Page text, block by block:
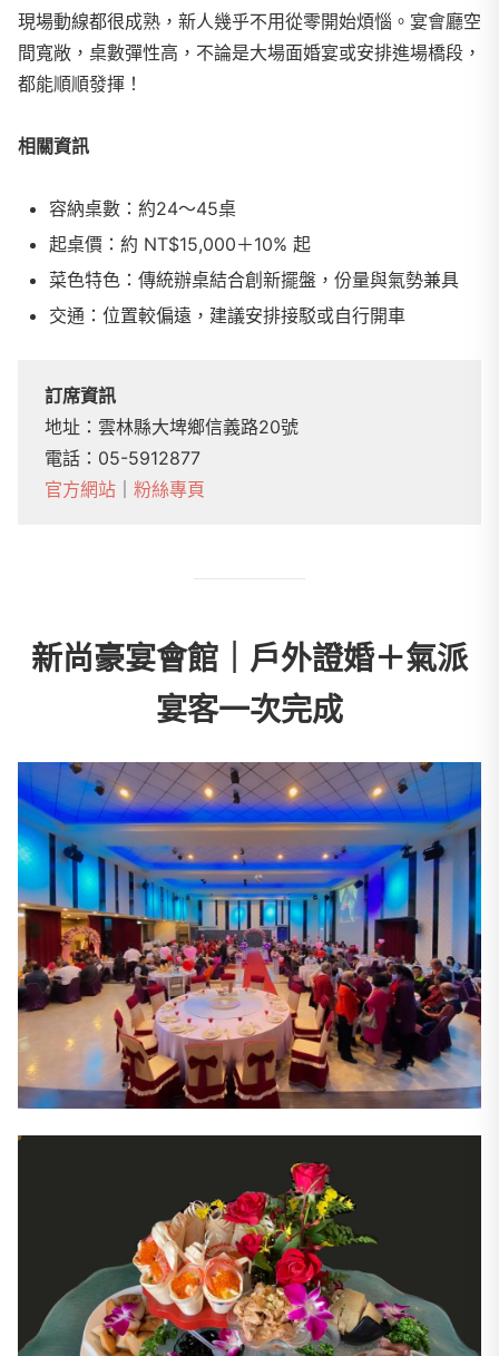
現場動線都很成熟，新人幾乎不用從零開始煩惱。宴會廳空
間寬敞，桌數彈性高，不論是大場面婚宴或安排進場橋段，
都能順順發揮！
相關資訊
容納桌數：約24～45桌
起桌價：約 NT$15,000＋10% 起
菜色特色：傳統辦桌結合創新擺盤，份量與氣勢兼具
交通：位置較偏遠，建議安排接駁或自行開車
訂席資訊
地址：雲林縣大埤鄉信義路20號
電話：05-5912877
官方網站
粉絲專頁
新尚豪宴會館｜戶外證婚＋氣派
宴客一次完成